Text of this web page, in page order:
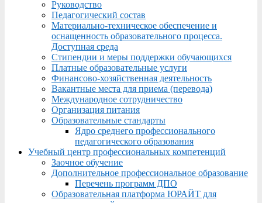
Руководство
Педагогический состав
Материально-техническое обеспечение и
оснащенность образовательного процесса.
Доступная среда
Стипендии и меры поддержки обучающихся
Платные образовательные услуги
Финансово-хозяйственная деятельность
Вакантные места для приема (перевода)
Международное сотрудничество
Организация питания
Образовательные стандарты
Ядро среднего профессионального
педагогического образования
Учебный центр профессиональных компетенций
Заочное обучение
Дополнительное профессиональное образование
Перечень программ ДПО
Образовательная платформа ЮРАЙТ для